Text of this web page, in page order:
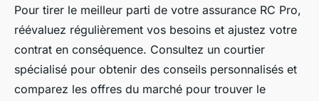
Pour tirer le meilleur parti de votre assurance RC Pro,
réévaluez régulièrement vos besoins et ajustez votre
contrat en conséquence. Consultez un courtier
spécialisé pour obtenir des conseils personnalisés et
comparez les offres du marché pour trouver le